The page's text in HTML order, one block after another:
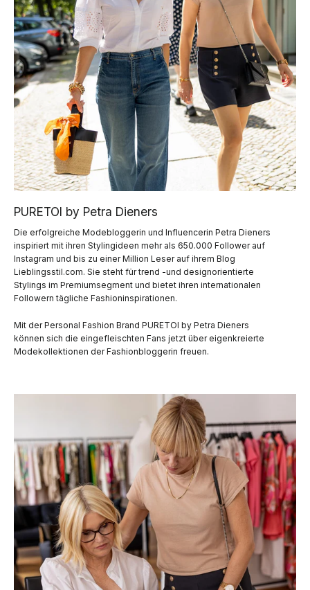
PURETOI by Petra Dieners
Die erfolgreiche Modebloggerin und Influencerin Petra Dieners
inspiriert mit ihren Stylingideen mehr als 650.000 Follower auf
Instagram und bis zu einer Million Leser auf ihrem Blog
Lieblingsstil.com. Sie steht für trend -und designorientierte
Stylings im Premiumsegment und bietet ihren internationalen
Followern tägliche Fashioninspirationen.
Mit der Personal Fashion Brand PURETOI by Petra Dieners
können sich die eingefleischten Fans jetzt über eigenkreierte
Modekollektionen der Fashionbloggerin freuen.